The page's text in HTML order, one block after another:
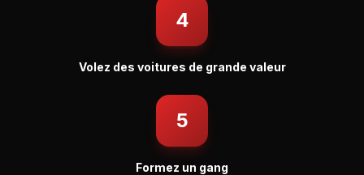
4
Volez des voitures de grande valeur
5
Formez un gang